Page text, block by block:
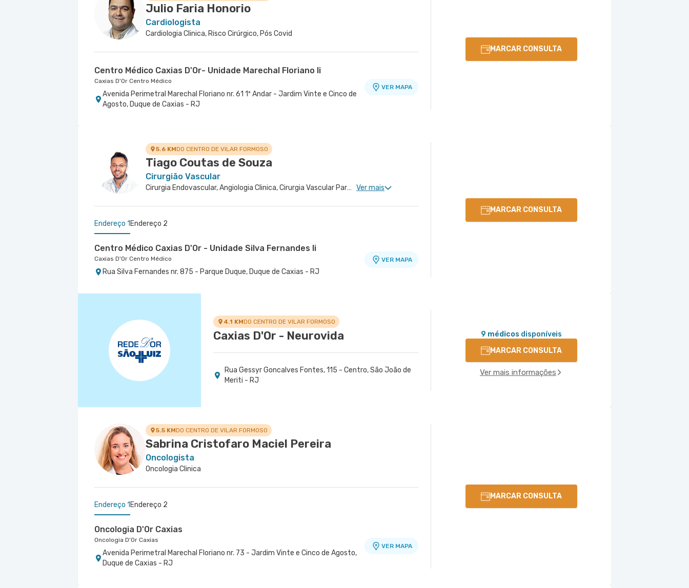
Julio Faria Honorio
Cardiologista
Cardiologia Clinica, Risco Cirúrgico, Pós Covid
MARCAR CONSULTA
Centro Médico Caxias D'Or- Unidade Marechal Floriano Ii
Caxias D'Or Centro Médico
Avenida Perimetral Marechal Floriano nr. 61 1º Andar - Jardim Vinte e Cinco de
Agosto, Duque de Caxias - RJ
VER MAPA
5.6 KMDO CENTRO DE VILAR FORMOSO
Tiago Coutas de Souza
Cirurgião Vascular
Cirurgia Endovascular, Angiologia Clinica, Cirurgia Vascular Para Acessos Vasculares, Cirurgia Vascular Para Colocação de Cateter Ver mais
MARCAR CONSULTA
Endereço 1 Endereço 2
Centro Médico Caxias D'Or - Unidade Silva Fernandes Ii
Caxias D'Or Centro Médico
Rua Silva Fernandes nr. 875 - Parque Duque, Duque de Caxias - RJ
VER MAPA
Hospital Quinta D'Or
4.1 KMDO CENTRO DE VILAR FORMOSO
Caxias D'Or - Neurovida
Rua Gessyr Goncalves Fontes, 115 - Centro, São João de
Meriti - RJ
9 médicos disponíveis
MARCAR CONSULTA
Ver mais informações
5.5 KMDO CENTRO DE VILAR FORMOSO
Sabrina Cristofaro Maciel Pereira
Oncologista
Oncologia Clinica
MARCAR CONSULTA
Endereço 1 Endereço 2
Oncologia D'Or Caxias
Oncologia D'Or Caxias
Avenida Perimetral Marechal Floriano nr. 73 - Jardim Vinte e Cinco de Agosto,
Duque de Caxias - RJ
VER MAPA